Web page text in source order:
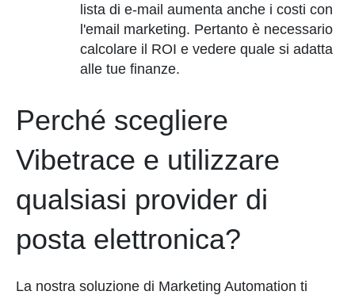
lista di e-mail aumenta anche i costi con
l'email marketing. Pertanto è necessario
calcolare il ROI e vedere quale si adatta
alle tue finanze.
Perché scegliere
Vibetrace e utilizzare
qualsiasi provider di
posta elettronica?
La nostra soluzione di Marketing Automation ti